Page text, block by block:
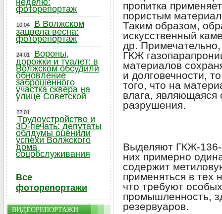
пропитка
пористым
Таким образом,
искусственный
др.
ГКЖ
материалов
и долговечности,
того, что на
влага, являющаяся
разрушения.
Выделяют ГКЖ-
них примерно
содержит
применяться в тех
что требуют
промышленность,
резервуаров.
неделю:
фоторепортаж
10.04
В Волжском
зацвела весна:
фоторепортаж
24.01
Вороны,
дорожки и туалет: в
Волжском обсудили
обновление
заброшенного
участка сквера на
улице Советской
22.01
Трудоустройство и
3D-печать: депутаты
облдумы оценили
успехи Волжского
дома
соцобслуживания
Все
фоторепортажи
ВИДЕОРЕПОРТАЖИ